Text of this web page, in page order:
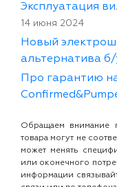
Эксплуатация
14 июня 2024
Новый
альтернатива б/
Про гарантию
Обращаем внимание
товара могут не
может менять
или оконечного
информации